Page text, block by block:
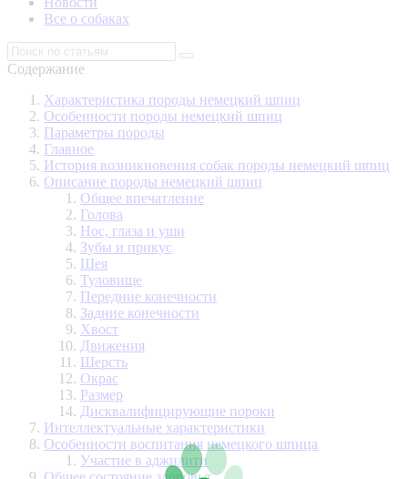
Все о собаках
Содержание
Характеристика породы немецкий шпиц
Особенности породы немецкий шпиц
Параметры породы
Главное
История возникновения собак породы немецкий шпиц
Описание породы немецкий шпиц
Общее впечатление
Голова
Нос, глаза и уши
Зубы и прикус
Шея
Туловище
Передние конечности
Задние конечности
Хвост
Движения
Шерсть
Окрас
Размер
Дисквалифицирующие пороки
Интеллектуальные характеристики
Особенности воспитания немецкого шпица
Участие в аджилити